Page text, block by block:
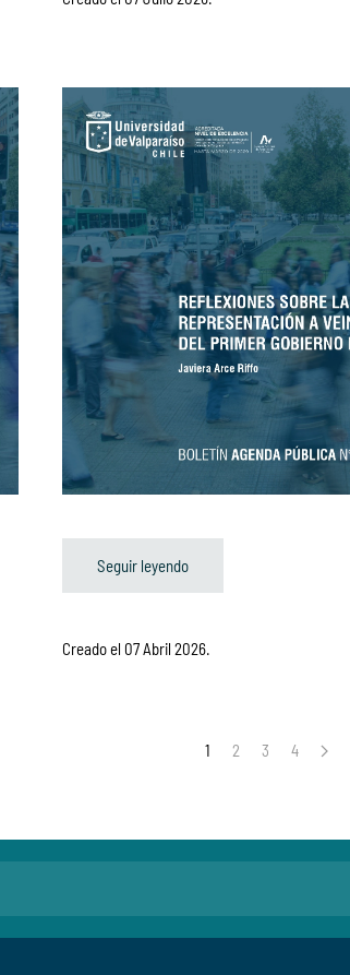
Seguir leyendo
Creado el 07 Abril 2026.
1 2 3 4